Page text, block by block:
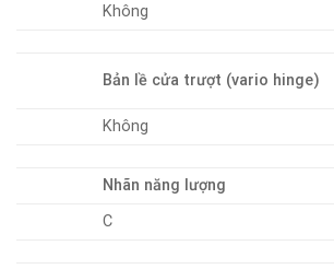
Không
Bản lề cửa trượt (vario hinge)
Không
Nhãn năng lượng
C